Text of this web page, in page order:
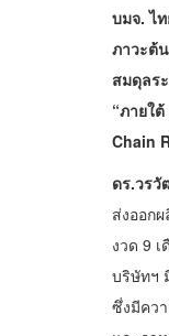
บมจ. ไ
ภาวะต้
สมดุลร
“ภายใ
Chain
ดร.วร
ส่งออก
งวด 9
บริษัทฯ
ซึ่งมีคว